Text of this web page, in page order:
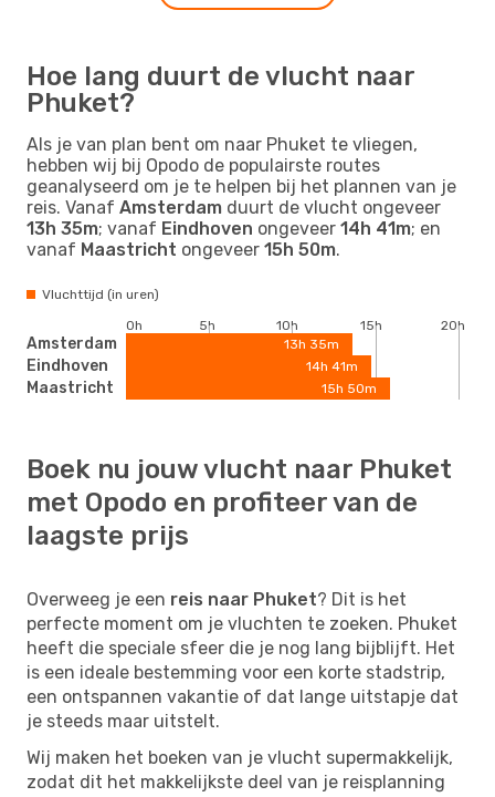
Hoe lang duurt de vlucht naar
Phuket?
Als je van plan bent om naar Phuket te vliegen,
hebben wij bij Opodo de populairste routes
geanalyseerd om je te helpen bij het plannen van je
reis. Vanaf Amsterdam duurt de vlucht ongeveer
13h 35m; vanaf Eindhoven ongeveer 14h 41m; en
vanaf Maastricht ongeveer 15h 50m.
Vluchttijd (in uren)
Amsterdam
Eindhoven
Maastricht
0h 5h 10h 15h
20h
13h 35m
14h 41m
15h 50m
Boek nu jouw vlucht naar Phuket
met Opodo en profiteer van de
laagste prijs
Overweeg je een reis naar Phuket? Dit is het
perfecte moment om je vluchten te zoeken. Phuket
heeft die speciale sfeer die je nog lang bijblijft. Het
is een ideale bestemming voor een korte stadstrip,
een ontspannen vakantie of dat lange uitstapje dat
je steeds maar uitstelt.
Wij maken het boeken van je vlucht supermakkelijk,
zodat dit het makkelijkste deel van je reisplanning